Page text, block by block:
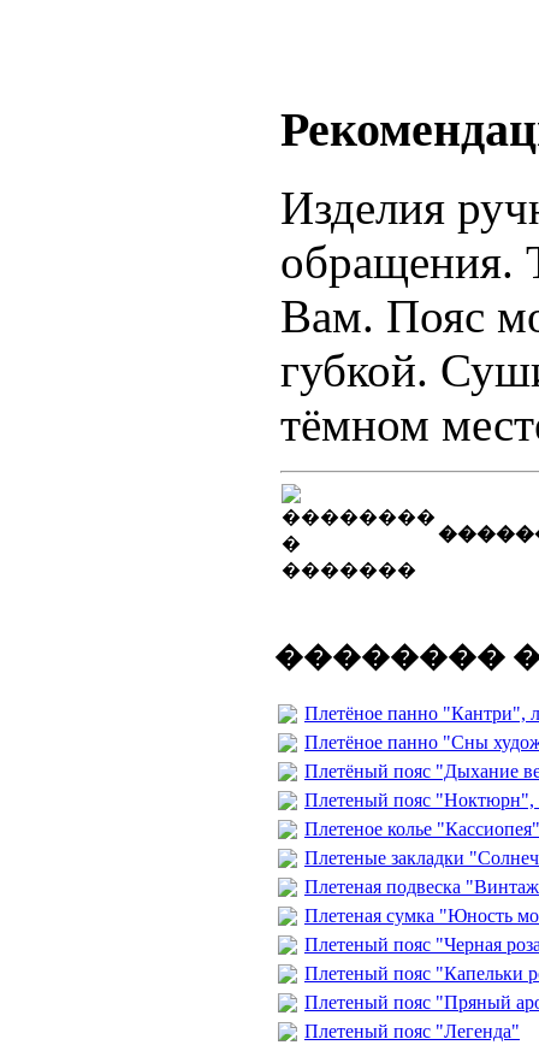
Изделия
обращения.
Вам. Пояс
губкой.
тёмном
��������
Плетёное панно "Кантри",
Плетёное панно "Сны
Плетёный пояс "Дыхание
Плетеный пояс "Ноктюрн",
Плетеное колье
Плетеные закладки
Плетеная подвеска
Плетеная сумка "Юность
Плетеный пояс "Черная
Плетеный пояс "Капельки
Плетеный пояс "Пряный
Плетеный пояс "Легенда"